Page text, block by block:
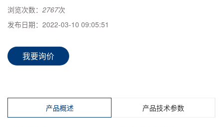
浏览次数： 2767次
发布日期： 2022-03-10 09:05:51
我要询价
产品概述 产品技术参数